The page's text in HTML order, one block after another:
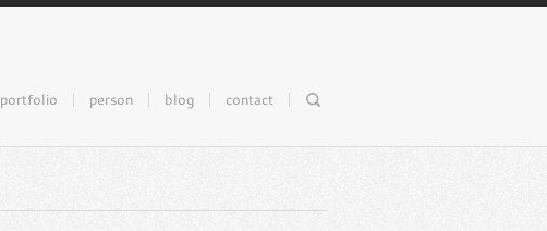
portfolio person blog contact